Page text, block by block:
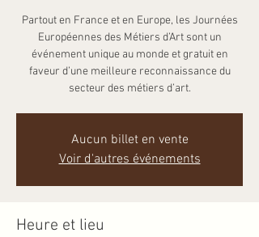
Partout en France et en Europe, les Journées
Européennes des Métiers d’Art sont un
événement unique au monde et gratuit en
faveur d’une meilleure reconnaissance du
secteur des métiers d’art.
Aucun billet en vente
Voir d'autres événements
Heure et lieu